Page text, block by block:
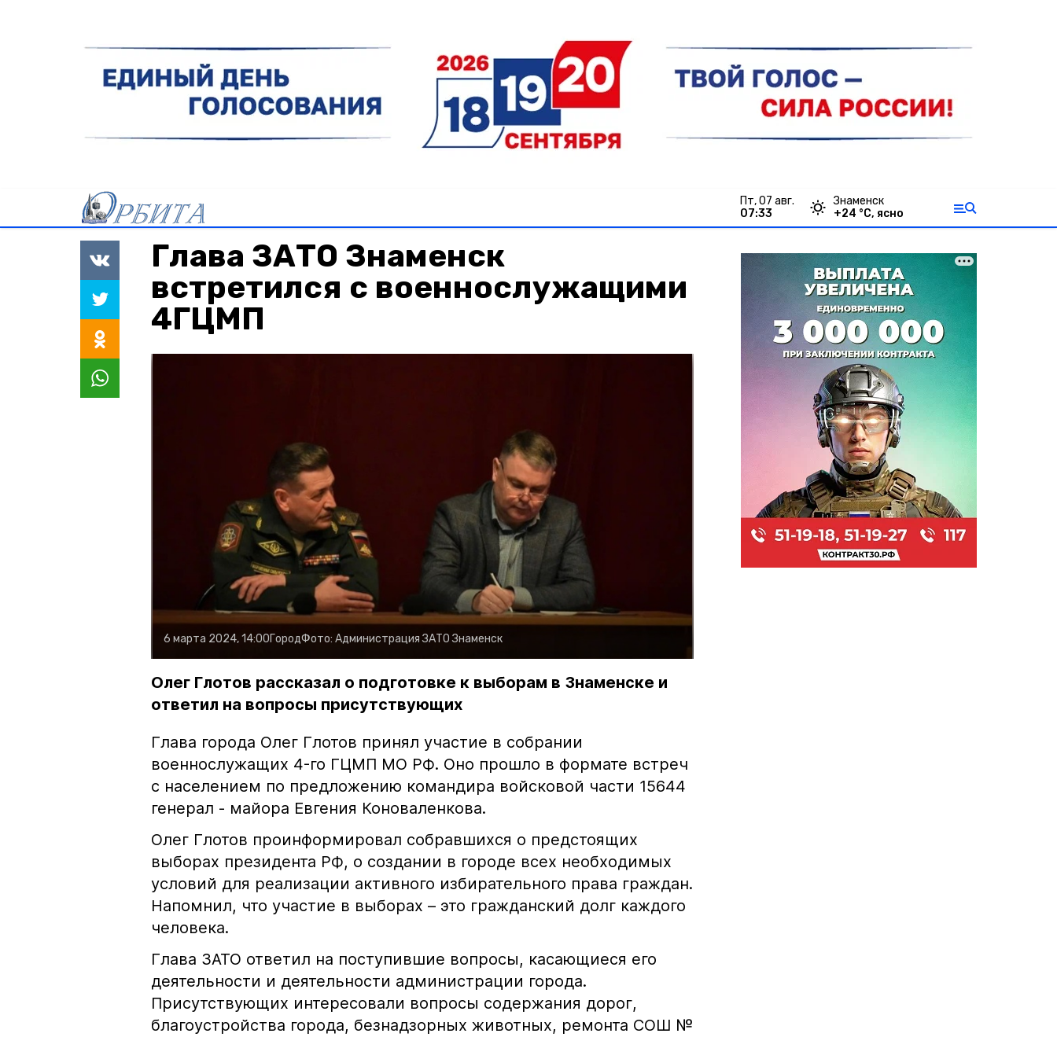
пт, 07 авг.
07:33
Знаменск
+24 °С, ясно
Глава ЗАТО Знаменск
встретился с военнослужащими
4ГЦМП
6 марта 2024, 14:00ГородФото: Администрация ЗАТО Знаменск
Олег Глотов рассказал о подготовке к выборам в Знаменске и
ответил на вопросы присутствующих
Глава города Олег Глотов принял участие в собрании
военнослужащих 4-го ГЦМП МО РФ. Оно прошло в формате встреч
с населением по предложению командира войсковой части 15644
генерал - майора Евгения Коноваленкова.
Олег Глотов проинформировал собравшихся о предстоящих
выборах президента РФ, о создании в городе всех необходимых
условий для реализации активного избирательного права граждан.
Напомнил, что участие в выборах – это гражданский долг каждого
человека.
Глава ЗАТО ответил на поступившие вопросы, касающиеся его
деятельности и деятельности администрации города.
Присутствующих интересовали вопросы содержания дорог,
благоустройства города, безнадзорных животных, ремонта СОШ №